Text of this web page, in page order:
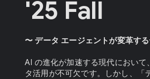
'25 Fall
〜 データ エージェントが変革す
AI の進化が加速する現代におい
タ活用が不可欠です。しかし、「